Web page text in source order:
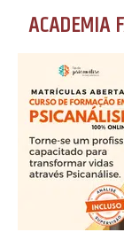
ACADEMIA